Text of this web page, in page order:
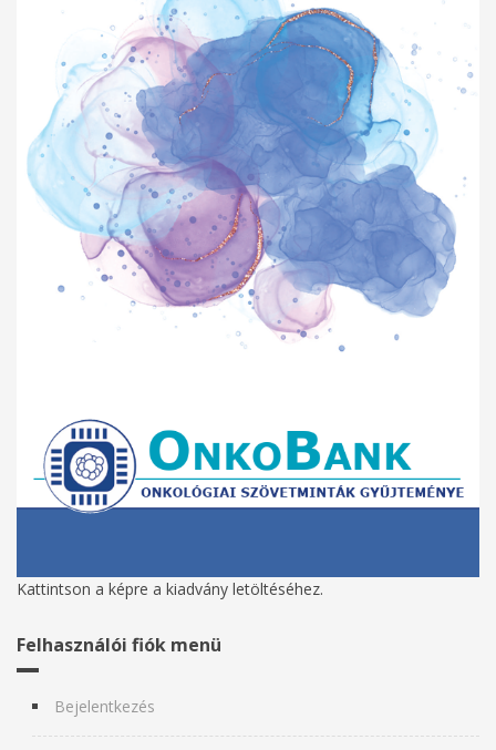
Kattintson a képre a kiadvány letöltéséhez.
Felhasználói fiók menü
Bejelentkezés